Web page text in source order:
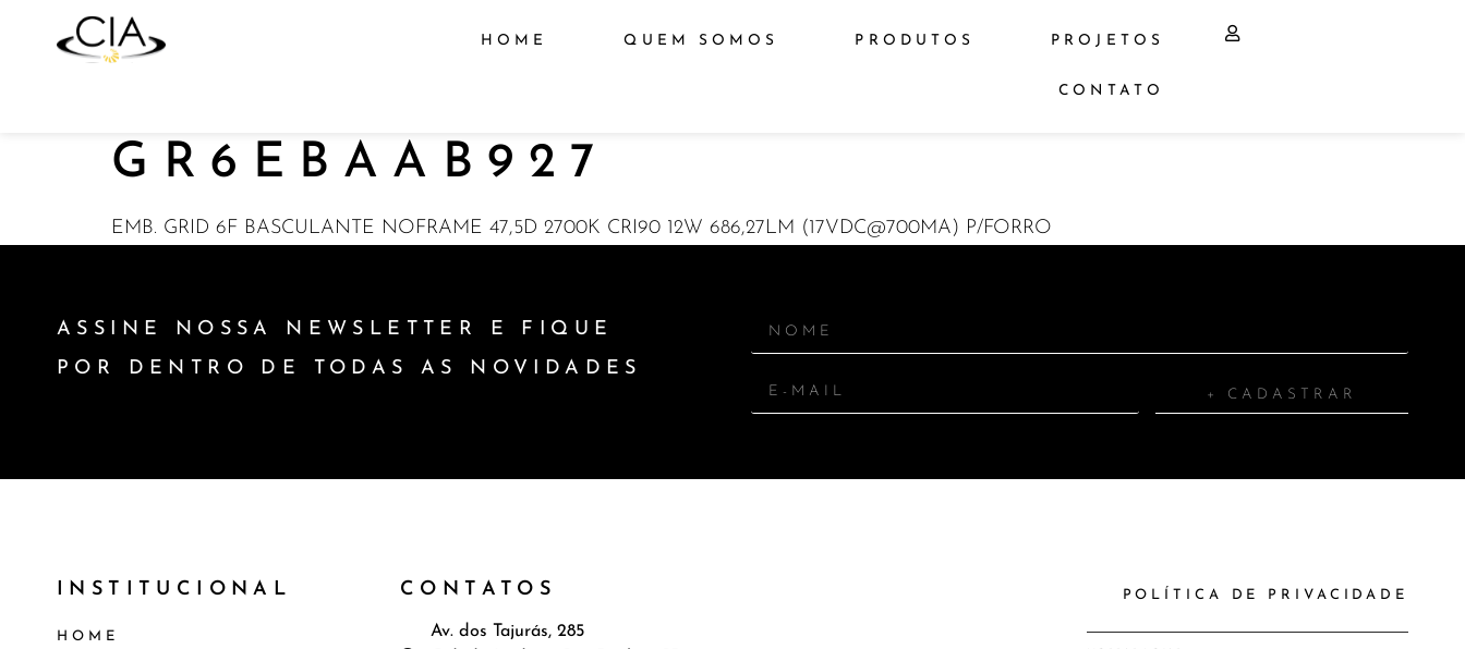
HOME QUEM SOMOS PRODUTOS PROJETOS
CONTATO
GR6EBAAB927
EMB. GRID 6F BASCULANTE NOFRAME 47,5D 2700K CRI90 12W 686,27LM (17VDC@700MA) P/FORRO
ASSINE NOSSA NEWSLETTER E FIQUE
POR DENTRO DE TODAS AS NOVIDADES
+ CADASTRAR
INSTITUCIONAL
HOME
CONTATOS
Av. dos Tajurás, 285
POLÍTICA DE PRIVACIDADE